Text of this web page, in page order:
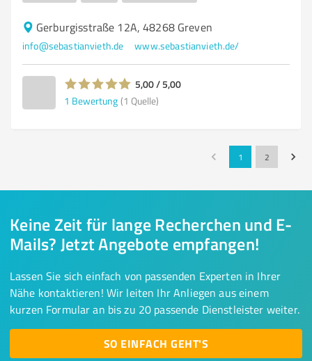
Gerburgisstraße 12A, 48268 Greven
info@sebastianvieth.de www.sebastianvieth.de/
5,00 / 5,00
1 Bewertung (1 Quelle)
1 2
Keine Zeit für lange Recherchen und E-
Mails? Jetzt Angebote empfangen!
Lassen Sie sich einfach von passenden Experten in Ihrer
Nähe kontaktieren! Wir leiten Ihr Anliegen aus einem
kurzen Formular an bis zu 20 passende Dienstleister weiter.
SO EINFACH GEHT'S